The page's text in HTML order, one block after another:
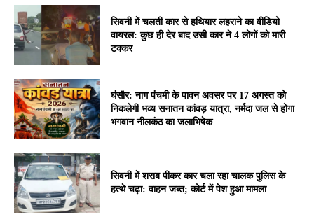
सिवनी में चलती कार से हथियार लहराने का वीडियो
वायरल: कुछ ही देर बाद उसी कार ने 4 लोगों को मारी
टक्कर
घंसौर: नाग पंचमी के पावन अवसर पर 17 अगस्त को
निकलेगी भव्य सनातन कांवड़ यात्रा, नर्मदा जल से होगा
भगवान नीलकंठ का जलाभिषेक
सिवनी में शराब पीकर कार चला रहा चालक पुलिस के
हत्थे चढ़ा: वाहन जब्त; कोर्ट में पेश हुआ मामला